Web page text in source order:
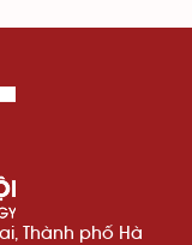
Thành phố Hà